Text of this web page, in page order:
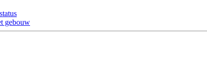
gebouw